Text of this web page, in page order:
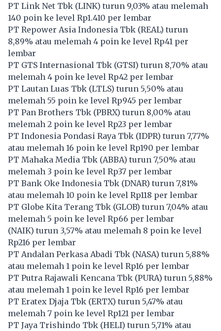
PT Link Net Tbk (LINK) turun 9,03% atau melemah
140 poin ke level Rp1.410 per lembar
PT Repower Asia Indonesia Tbk (REAL) turun
8,89% atau melemah 4 poin ke level Rp41 per
lembar
PT GTS Internasional Tbk (GTSI) turun 8,70% atau
melemah 4 poin ke level Rp42 per lembar
PT Lautan Luas Tbk (LTLS) turun 5,50% atau
melemah 55 poin ke level Rp945 per lembar
PT Pan Brothers Tbk (PBRX) turun 8,00% atau
melemah 2 poin ke level Rp23 per lembar
PT Indonesia Pondasi Raya Tbk (IDPR) turun 7,77%
atau melemah 16 poin ke level Rp190 per lembar
PT Mahaka Media Tbk (ABBA) turun 7,50% atau
melemah 3 poin ke level Rp37 per lembar
PT Bank Oke Indonesia Tbk (DNAR) turun 7,81%
atau melemah 10 poin ke level Rp118 per lembar
PT Globe Kita Terang Tbk (GLOB) turun 7,04% atau
melemah 5 poin ke level Rp66 per lembar
(NAIK) turun 3,57% atau melemah 8 poin ke level
Rp216 per lembar
PT Andalan Perkasa Abadi Tbk (NASA) turun 5,88%
atau melemah 1 poin ke level Rp16 per lembar
PT Putra Rajawali Kencana Tbk (PURA) turun 5,88%
atau melemah 1 poin ke level Rp16 per lembar
PT Eratex Djaja Tbk (ERTX) turun 5,47% atau
melemah 7 poin ke level Rp121 per lembar
PT Jaya Trishindo Tbk (HELI) turun 5,71% atau